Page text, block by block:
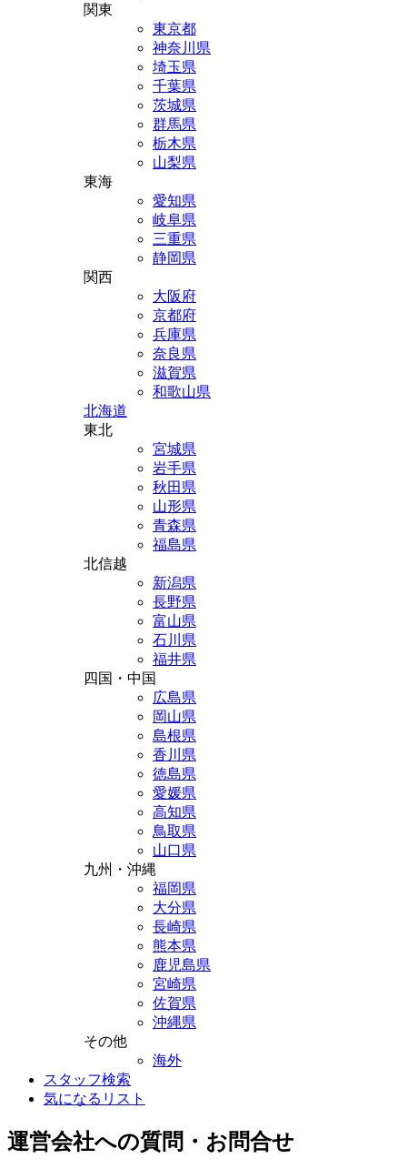
関東
東京都
神奈川県
埼玉県
千葉県
茨城県
群馬県
栃木県
山梨県
東海
愛知県
岐阜県
三重県
静岡県
関西
大阪府
京都府
兵庫県
奈良県
滋賀県
和歌山県
北海道
東北
宮城県
岩手県
秋田県
山形県
青森県
福島県
北信越
新潟県
長野県
富山県
石川県
福井県
四国・中国
広島県
岡山県
島根県
香川県
徳島県
愛媛県
高知県
鳥取県
山口県
九州・沖縄
福岡県
大分県
長崎県
熊本県
鹿児島県
宮崎県
佐賀県
沖縄県
その他
海外
スタッフ検索
気になるリスト
運営会社への質問・お問合せ